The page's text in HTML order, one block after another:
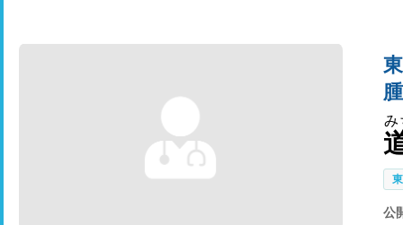
検査を調べる
み
公